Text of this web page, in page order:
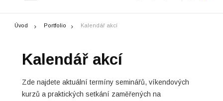
Úvod Portfolio Kalendář akcí
Zde najdete aktuální termíny seminářů, víkendových
kurzů a praktických setkání zaměřených na
Kalendář akcí